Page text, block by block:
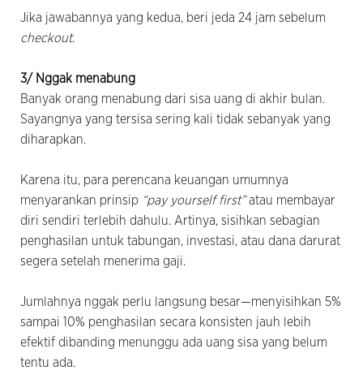
Jika jawabannya yang kedua, beri jeda 24 jam sebelum
checkout.
3/ Nggak menabung
Banyak orang menabung dari sisa uang di akhir bulan.
Sayangnya yang tersisa sering kali tidak sebanyak yang
diharapkan.
Karena itu, para perencana keuangan umumnya
menyarankan prinsip “pay yourself first”atau membayar
diri sendiri terlebih dahulu. Artinya, sisihkan sebagian
penghasilan untuk tabungan, investasi, atau dana darurat
segera setelah menerima gaji.
Jumlahnya nggak perlu langsung besar—menyisihkan 5%
sampai 10% penghasilan secara konsisten jauh lebih
efektif dibanding menunggu ada uang sisa yang belum
tentu ada.